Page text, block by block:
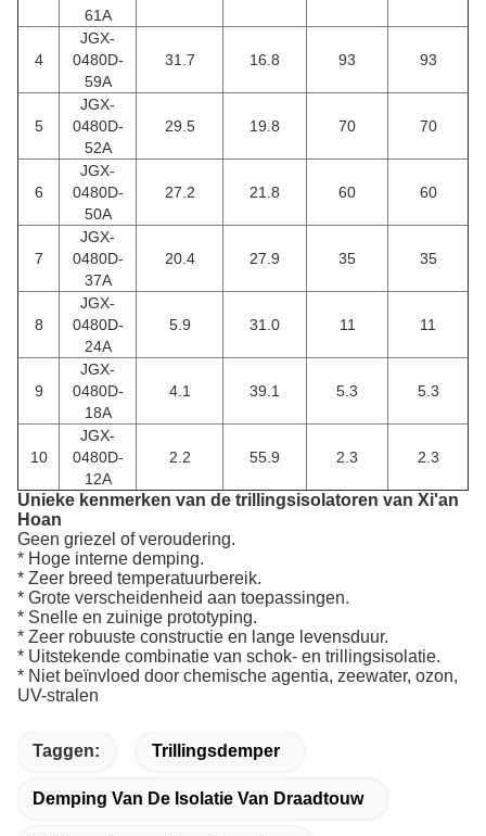
61A
4
JGX-
0480D-
59A
31.7 16.8 93 93
5
JGX-
0480D-
52A
29.5 19.8 70 70
6
JGX-
0480D-
50A
27.2 21.8 60 60
7
JGX-
0480D-
37A
20.4 27.9 35 35
8
JGX-
0480D-
24A
5.9 31.0 11 11
9
JGX-
0480D-
18A
4.1 39.1 5.3 5.3
10
JGX-
0480D-
12A
2.2 55.9 2.3 2.3
Unieke kenmerken van de trillingsisolatoren van Xi'an
Hoan
Geen griezel of veroudering.
* Hoge interne demping.
* Zeer breed temperatuurbereik.
* Grote verscheidenheid aan toepassingen.
* Snelle en zuinige prototyping.
* Zeer robuuste constructie en lange levensduur.
* Uitstekende combinatie van schok- en trillingsisolatie.
* Niet beïnvloed door chemische agentia, zeewater, ozon,
UV-stralen
Taggen: Trillingsdemper
Demping Van De Isolatie Van Draadtouw